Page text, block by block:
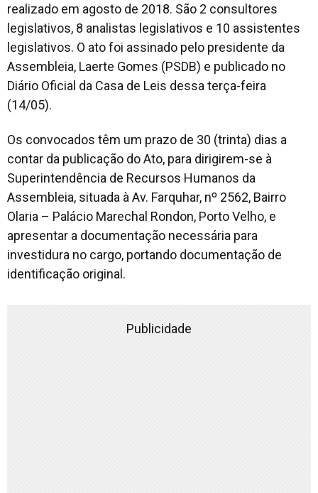
realizado em agosto de 2018. São 2 consultores
legislativos, 8 analistas legislativos e 10 assistentes
legislativos. O ato foi assinado pelo presidente da
Assembleia, Laerte Gomes (PSDB) e publicado no
Diário Oficial da Casa de Leis dessa terça-feira
(14/05).
Os convocados têm um prazo de 30 (trinta) dias a
contar da publicação do Ato, para dirigirem-se à
Superintendência de Recursos Humanos da
Assembleia, situada à Av. Farquhar, nº 2562, Bairro
Olaria – Palácio Marechal Rondon, Porto Velho, e
apresentar a documentação necessária para
investidura no cargo, portando documentação de
identificação original.
Publicidade